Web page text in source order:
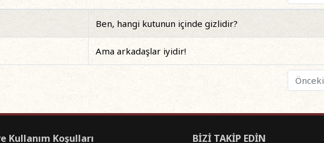
Ben, hangi kutunun içinde gizlidir?
Ama arkadaşlar iyidir!
Önceki
Kullanım Koşulları BİZİ TAKİP EDİN